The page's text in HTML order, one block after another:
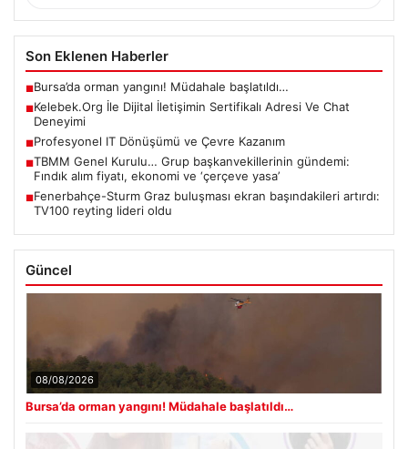
Son Eklenen Haberler
■Bursa’da orman yangını! Müdahale başlatıldı…
■Kelebek.Org İle Dijital İletişimin Sertifikalı Adresi Ve Chat
Deneyimi
■Profesyonel IT Dönüşümü ve Çevre Kazanım
■TBMM Genel Kurulu… Grup başkanvekillerinin gündemi:
Fındık alım fiyatı, ekonomi ve ‘çerçeve yasa’
■Fenerbahçe-Sturm Graz buluşması ekran başındakileri artırdı:
TV100 reyting lideri oldu
Güncel
08/08/2026
Bursa’da orman yangını! Müdahale başlatıldı…